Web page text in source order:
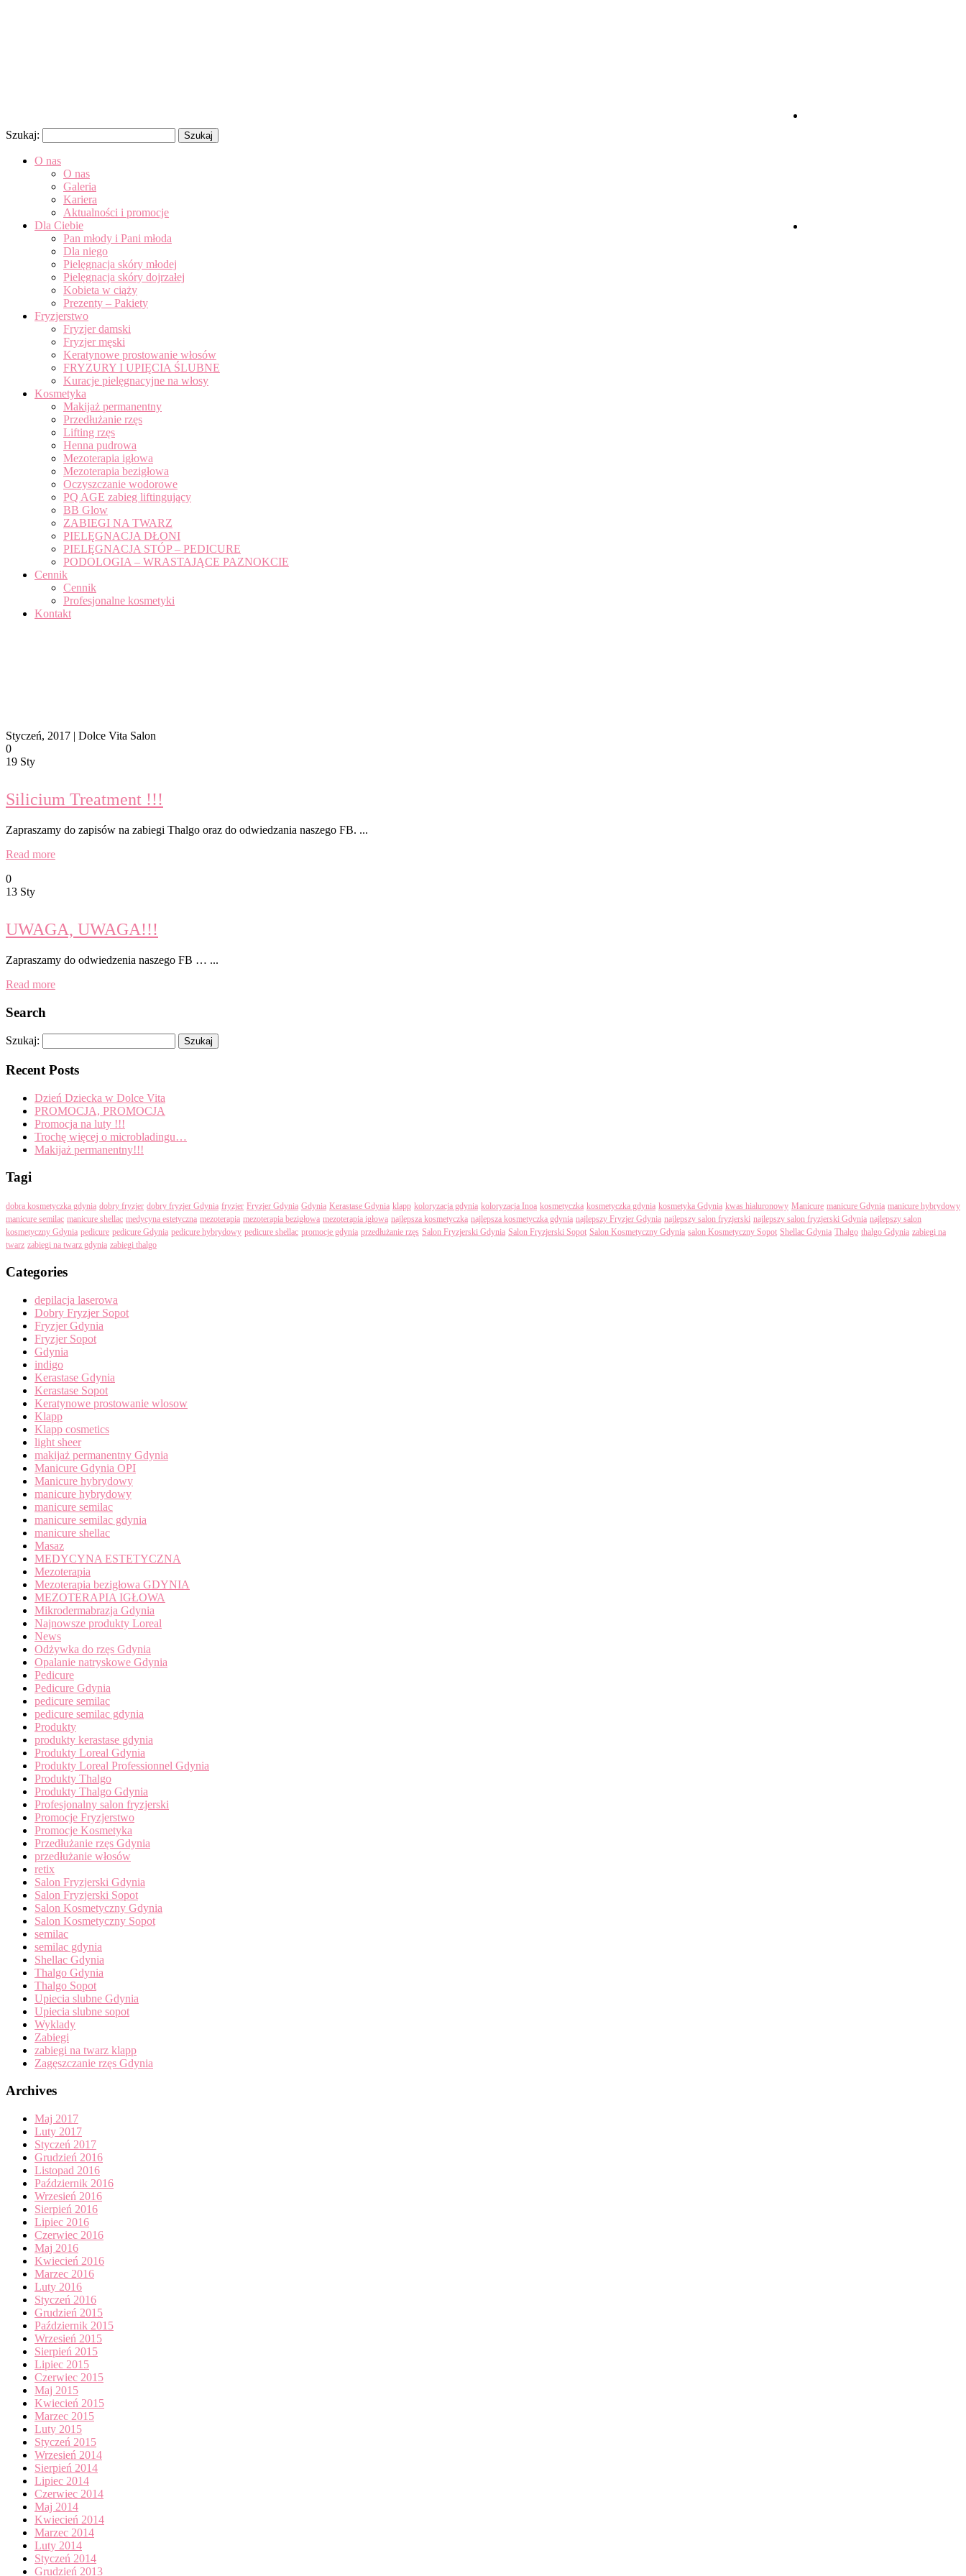
Szukaj:
O nas
O nas
Galeria
Kariera
Aktualności i promocje
Dla Ciebie
Pan młody i Pani młoda
Dla niego
Pielęgnacja skóry młodej
Pielęgnacja skóry dojrzałej
Kobieta w ciąży
Prezenty – Pakiety
Fryzjerstwo
Fryzjer damski
Fryzjer męski
Keratynowe prostowanie włosów
FRYZURY I UPIĘCIA ŚLUBNE
Kuracje pielęgnacyjne na włosy
Kosmetyka
Makijaż permanentny
Przedłużanie rzęs
Lifting rzęs
Henna pudrowa
Mezoterapia igłowa
Mezoterapia bezigłowa
Oczyszczanie wodorowe
PQ AGE zabieg liftingujący
BB Glow
ZABIEGI NA TWARZ
PIELĘGNACJA DŁONI
PIELĘGNACJA STÓP – PEDICURE
PODOLOGIA – WRASTAJĄCE PAZNOKCIE
Cennik
Cennik
Profesjonalne kosmetyki
Kontakt
Styczeń, 2017 | Dolce Vita Salon
0
19 Sty
Silicium Treatment !!!
Zapraszamy do zapisów na zabiegi Thalgo oraz do odwiedzania naszego FB. ...
Read more
0
13 Sty
UWAGA, UWAGA!!!
Zapraszamy do odwiedzenia naszego FB … ...
Read more
Search
Szukaj:
Recent Posts
Dzień Dziecka w Dolce Vita
PROMOCJA, PROMOCJA
Promocja na luty !!!
Trochę więcej o microbladingu…
Makijaż permanentny!!!
Tagi
dobra kosmetyczka gdynia dobry fryzjer dobry fryzjer Gdynia fryzjer Fryzjer Gdynia Gdynia Kerastase Gdynia klapp koloryzacja gdynia koloryzacja Inoa kosmetyczka kosmetyczka gdynia kosmetyka Gdynia kwas hialuronowy Manicure manicure Gdynia manicure hybrydowy
manicure semilac manicure shellac medycyna estetyczna mezoterapia mezoterapia bezigłowa mezoterapia igłowa najlepsza kosmetyczka najlepsza kosmetyczka gdynia najlepszy Fryzjer Gdynia najlepszy salon fryzjerski najlepszy salon fryzjerski Gdynia najlepszy salon
kosmetyczny Gdynia pedicure pedicure Gdynia pedicure hybrydowy pedicure shellac promocje gdynia przedłużanie rzęs Salon Fryzjerski Gdynia Salon Fryzjerski Sopot Salon Kosmetyczny Gdynia salon Kosmetyczny Sopot Shellac Gdynia Thalgo thalgo Gdynia zabiegi na
twarz zabiegi na twarz gdynia zabiegi thalgo
Categories
depilacja laserowa
Dobry Fryzjer Sopot
Fryzjer Gdynia
Fryzjer Sopot
Gdynia
indigo
Kerastase Gdynia
Kerastase Sopot
Keratynowe prostowanie wlosow
Klapp
Klapp cosmetics
light sheer
makijaż permanentny Gdynia
Manicure Gdynia OPI
Manicure hybrydowy
manicure hybrydowy
manicure semilac
manicure semilac gdynia
manicure shellac
Masaz
MEDYCYNA ESTETYCZNA
Mezoterapia
Mezoterapia bezigłowa GDYNIA
MEZOTERAPIA IGŁOWA
Mikrodermabrazja Gdynia
Najnowsze produkty Loreal
News
Odżywka do rzęs Gdynia
Opalanie natryskowe Gdynia
Pedicure
Pedicure Gdynia
pedicure semilac
pedicure semilac gdynia
Produkty
produkty kerastase gdynia
Produkty Loreal Gdynia
Produkty Loreal Professionnel Gdynia
Produkty Thalgo
Produkty Thalgo Gdynia
Profesjonalny salon fryzjerski
Promocje Fryzjerstwo
Promocje Kosmetyka
Przedłużanie rzęs Gdynia
przedłużanie włosów
retix
Salon Fryzjerski Gdynia
Salon Fryzjerski Sopot
Salon Kosmetyczny Gdynia
Salon Kosmetyczny Sopot
semilac
semilac gdynia
Shellac Gdynia
Thalgo Gdynia
Thalgo Sopot
Upiecia slubne Gdynia
Upiecia slubne sopot
Wyklady
Zabiegi
zabiegi na twarz klapp
Zagęszczanie rzęs Gdynia
Archives
Maj 2017
Luty 2017
Styczeń 2017
Grudzień 2016
Listopad 2016
Październik 2016
Wrzesień 2016
Sierpień 2016
Lipiec 2016
Czerwiec 2016
Maj 2016
Kwiecień 2016
Marzec 2016
Luty 2016
Styczeń 2016
Grudzień 2015
Październik 2015
Wrzesień 2015
Sierpień 2015
Lipiec 2015
Czerwiec 2015
Maj 2015
Kwiecień 2015
Marzec 2015
Luty 2015
Styczeń 2015
Wrzesień 2014
Sierpień 2014
Lipiec 2014
Czerwiec 2014
Maj 2014
Kwiecień 2014
Marzec 2014
Luty 2014
Styczeń 2014
Grudzień 2013